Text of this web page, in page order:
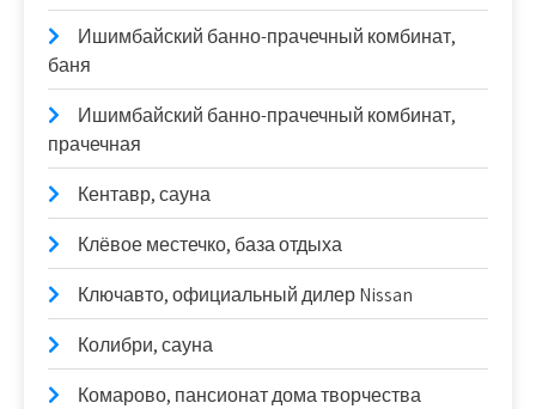
Ишимбайский банно-прачечный комбинат,
баня
Ишимбайский банно-прачечный комбинат,
прачечная
Кентавр, сауна
Клёвое местечко, база отдыха
Ключавто, официальный дилер Nissan
Колибри, сауна
Комарово, пансионат дома творчества